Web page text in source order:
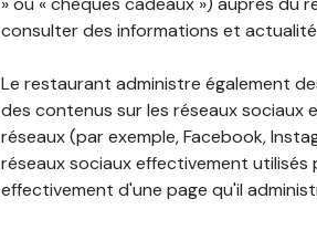
consulter des informations et
Le restaurant administre également
des contenus sur les réseaux sociaux
réseaux (par exemple, Facebook,
réseaux sociaux effectivement
effectivement d'une page qu'il